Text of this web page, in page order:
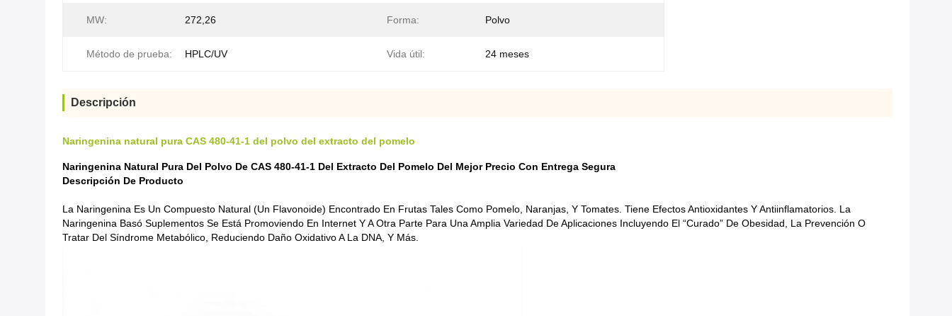
MW: 272,26 Forma: Polvo
Método de prueba: HPLC/UV Vida útil: 24 meses
Descripción
Naringenina natural pura CAS 480-41-1 del polvo del extracto del pomelo
Naringenina Natural Pura Del Polvo De CAS 480-41-1 Del Extracto Del Pomelo Del Mejor Precio Con Entrega Segura
Descripción De Producto
La Naringenina Es Un Compuesto Natural (un Flavonoide) Encontrado En Frutas Tales Como Pomelo, Naranjas, Y Tomates. Tiene Efectos Antioxidantes Y Antiinflamatorios. La
Naringenina Basó Suplementos Se Está Promoviendo En Internet Y A Otra Parte Para Una Amplia Variedad De Aplicaciones Incluyendo El “curado” De Obesidad, La Prevención O
Tratar Del Síndrome Metabólico, Reduciendo Daño Oxidativo A La DNA, Y Más.